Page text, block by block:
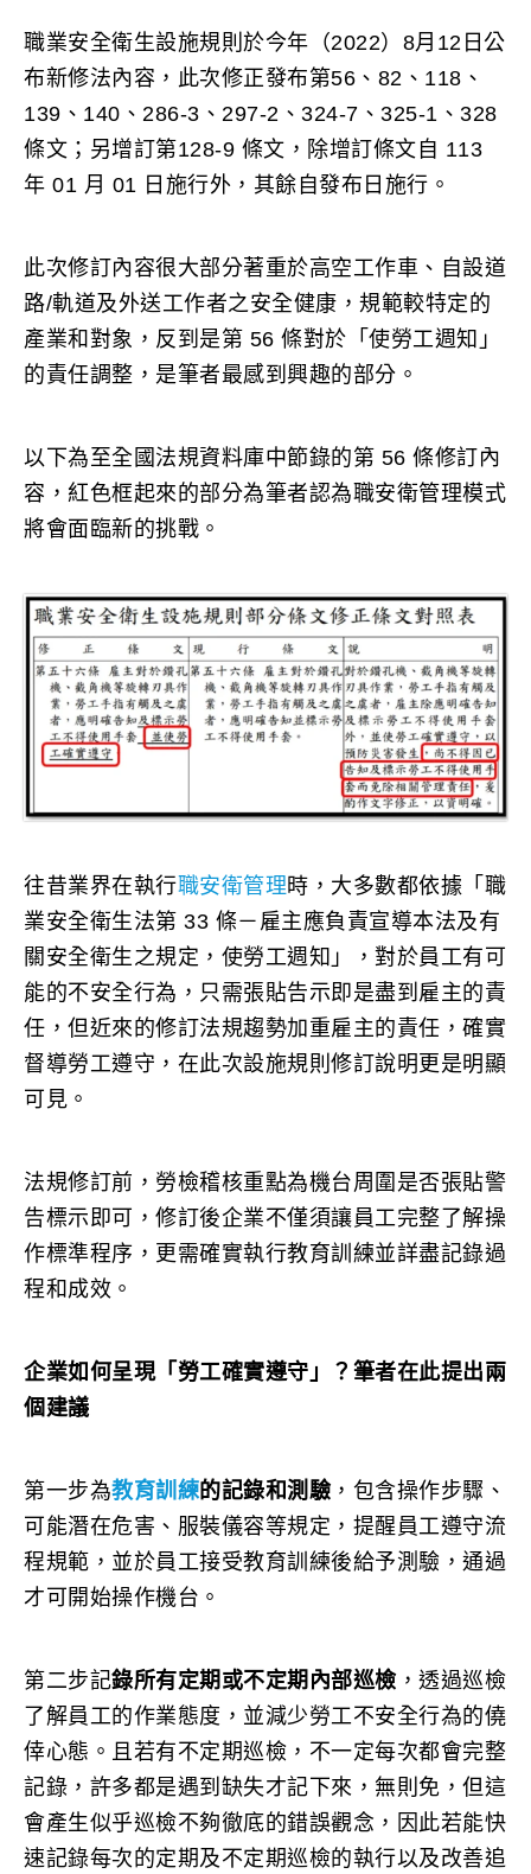
職業安全衛生設施規則於今年（2022）8月12日公
布新修法內容，此次修正發布第56、82、118、
139、140、286-3、297-2、324-7、325-1、328
條文；另增訂第128-9 條文，除增訂條文自 113
年 01 月 01 日施行外，其餘自發布日施行。
此次修訂內容很大部分著重於高空工作車、自設道
路/軌道及外送工作者之安全健康，規範較特定的
產業和對象，反到是第 56 條對於「使勞工週知」
的責任調整，是筆者最感到興趣的部分。
以下為至全國法規資料庫中節錄的第 56 條修訂內
容，紅色框起來的部分為筆者認為職安衛管理模式
將會面臨新的挑戰。
往昔業界在執行職安衛管理時，大多數都依據「職
業安全衛生法第 33 條－雇主應負責宣導本法及有
關安全衛生之規定，使勞工週知」，對於員工有可
能的不安全行為，只需張貼告示即是盡到雇主的責
任，但近來的修訂法規趨勢加重雇主的責任，確實
督導勞工遵守，在此次設施規則修訂說明更是明顯
可見。
法規修訂前，勞檢稽核重點為機台周圍是否張貼警
告標示即可，修訂後企業不僅須讓員工完整了解操
作標準程序，更需確實執行教育訓練並詳盡記錄過
程和成效。
企業如何呈現「勞工確實遵守」？筆者在此提出兩
個建議
第一步為教育訓練的記錄和測驗，包含操作步驟、
可能潛在危害、服裝儀容等規定，提醒員工遵守流
程規範，並於員工接受教育訓練後給予測驗，通過
才可開始操作機台。
第二步記錄所有定期或不定期內部巡檢，透過巡檢
了解員工的作業態度，並減少勞工不安全行為的僥
倖心態。且若有不定期巡檢，不一定每次都會完整
記錄，許多都是遇到缺失才記下來，無則免，但這
會產生似乎巡檢不夠徹底的錯誤觀念，因此若能快
速記錄每次的定期及不定期巡檢的執行以及改善追